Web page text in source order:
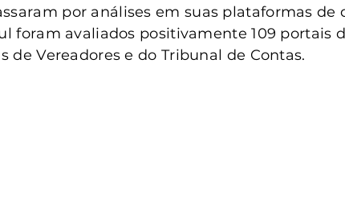
por análises em suas plataformas de
foram avaliados positivamente 109 portais
de Vereadores e do Tribunal de Contas.